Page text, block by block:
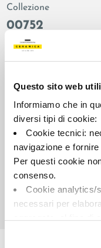
Questo sito web
Informiamo che in
diversi tipi di cookie:
Cookie tecnici:
navigazione e
Per questi cookie
consenso.
Cookie analytics/
necessari per
Cookie di
Collezione
00752
Colore:
Phard
Fondo
Formato:
60.0x60.0